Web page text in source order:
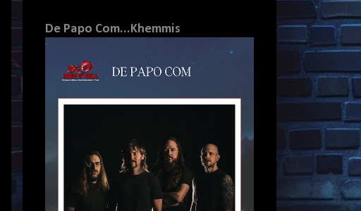
De Papo Com...Khemmis